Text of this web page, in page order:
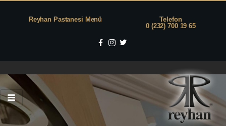
Reyhan Pastanesi Menü
Telefon
0 (232) 700 19 65